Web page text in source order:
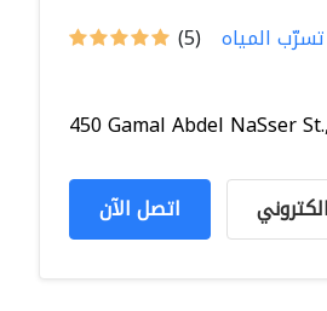
(5) تسرّب المياه
450 Gamal Abdel NaSser
اتصل الآن